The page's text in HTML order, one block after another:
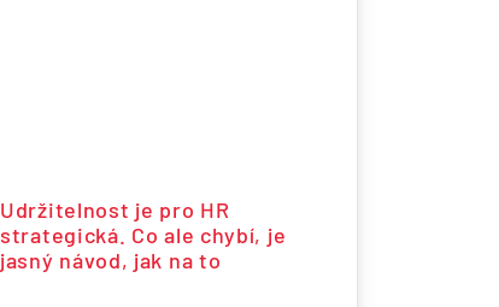
Udržitelnost je pro HR
strategická. Co ale chybí, je
jasný návod, jak na to